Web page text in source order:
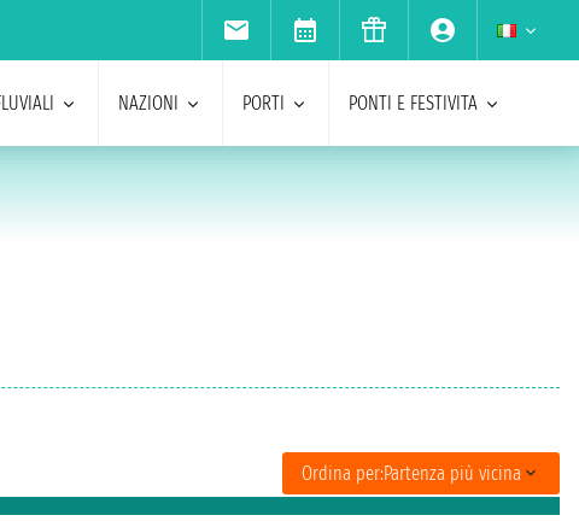
NAZIONI PORTI PONTI E FESTIVITA
Ordina per:Partenza più vicina